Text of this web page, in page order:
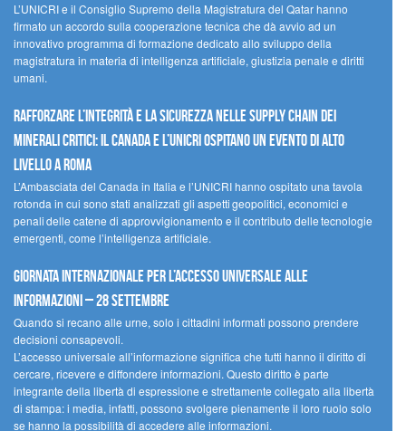
L’UNICRI e il Consiglio Supremo della Magistratura del Qatar hanno
firmato un accordo sulla cooperazione tecnica che dà avvio ad un
innovativo programma di formazione dedicato allo sviluppo della
magistratura in materia di intelligenza artificiale, giustizia penale e diritti
umani.
Rafforzare l’integrità e la sicurezza nelle supply chain dei
minerali critici: il Canada e l’UNICRI ospitano un evento di alto
livello a Roma
L’Ambasciata del Canada in Italia e l’UNICRI hanno ospitato una tavola
rotonda in cui sono stati analizzati gli aspetti geopolitici, economici e
penali delle catene di approvvigionamento e il contributo delle tecnologie
emergenti, come l’intelligenza artificiale.
Giornata internazionale per l’accesso universale alle
informazioni – 28 settembre
Quando si recano alle urne, solo i cittadini informati possono prendere
decisioni consapevoli.
L’accesso universale all’informazione significa che tutti hanno il diritto di
cercare, ricevere e diffondere informazioni. Questo diritto è parte
integrante della libertà di espressione e strettamente collegato alla libertà
di stampa: i media, infatti, possono svolgere pienamente il loro ruolo solo
se hanno la possibilità di accedere alle informazioni.